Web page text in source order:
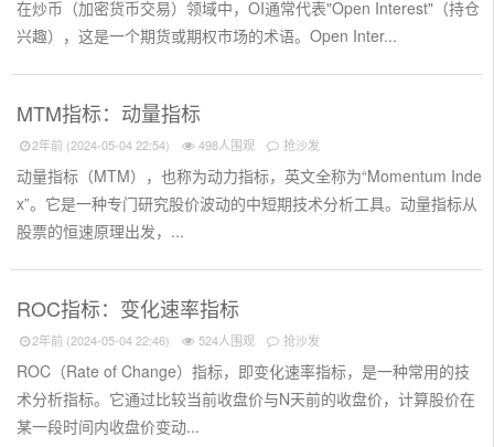
在炒币（加密货币交易）领域中，OI通常代表"Open Interest"（持仓
兴趣），这是一个期货或期权市场的术语。Open Inter...
MTM指标：动量指标
2年前 (2024-05-04 22:54) 498人围观 抢沙发
动量指标（MTM），也称为动力指标，英文全称为“Momentum Inde
x”。它是一种专门研究股价波动的中短期技术分析工具。动量指标从
股票的恒速原理出发，...
ROC指标：变化速率指标
2年前 (2024-05-04 22:46) 524人围观 抢沙发
ROC（Rate of Change）指标，即变化速率指标，是一种常用的技
术分析指标。它通过比较当前收盘价与N天前的收盘价，计算股价在
某一段时间内收盘价变动...